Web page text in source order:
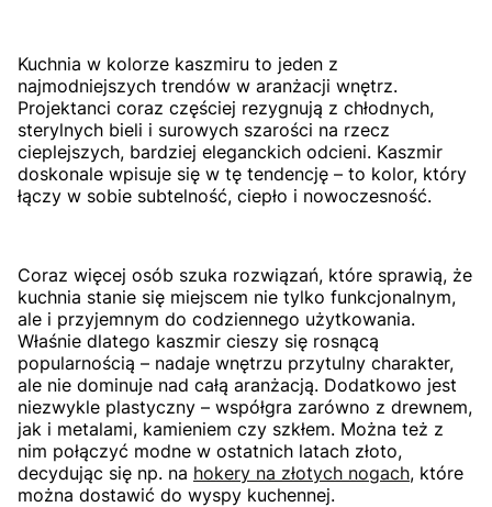
Kuchnia w kolorze kaszmiru to jeden z
najmodniejszych trendów w aranżacji wnętrz.
Projektanci coraz częściej rezygnują z chłodnych,
sterylnych bieli i surowych szarości na rzecz
cieplejszych, bardziej eleganckich odcieni. Kaszmir
doskonale wpisuje się w tę tendencję – to kolor, który
łączy w sobie subtelność, ciepło i nowoczesność.
Coraz więcej osób szuka rozwiązań, które sprawią, że
kuchnia stanie się miejscem nie tylko funkcjonalnym,
ale i przyjemnym do codziennego użytkowania.
Właśnie dlatego kaszmir cieszy się rosnącą
popularnością – nadaje wnętrzu przytulny charakter,
ale nie dominuje nad całą aranżacją. Dodatkowo jest
niezwykle plastyczny – współgra zarówno z drewnem,
jak i metalami, kamieniem czy szkłem. Można też z
nim połączyć modne w ostatnich latach złoto,
decydując się np. na hokery na złotych nogach, które
można dostawić do wyspy kuchennej.